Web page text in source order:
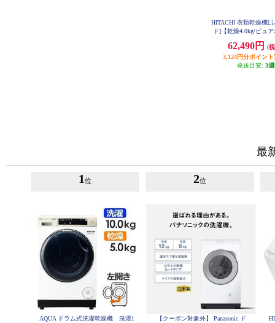
HITACHI 衣類乾燥機[
ド]【乾燥4.0kg/ピュ
62,490円
(
3,124円分ポイン
発送目安: 3
最
1 位
AQUA ドラム式洗濯乾燥機 洗濯1
2位
【クーポン対象外】 Panasonic ド